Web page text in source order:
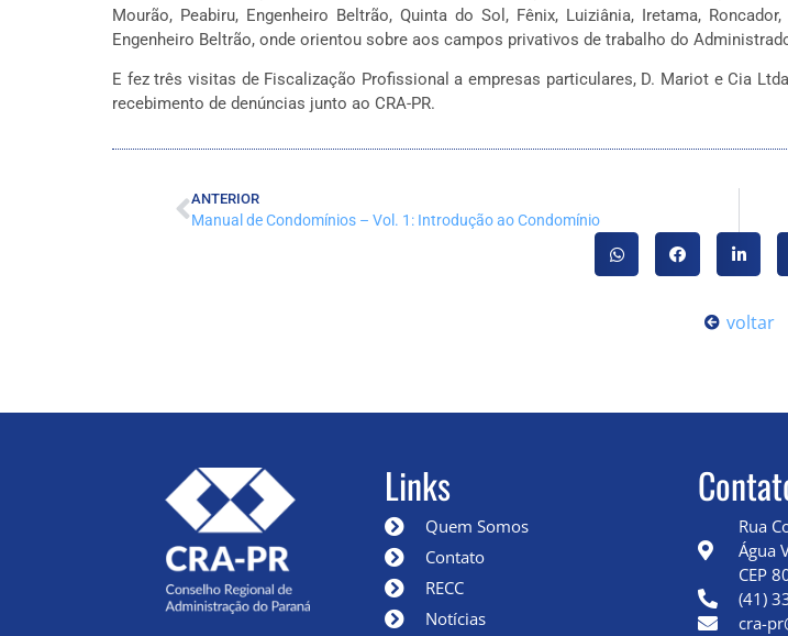
Mourão, Peabiru, Engenheiro Beltrão, Quinta do Sol, Fênix, Luiziânia, Iretama,
Engenheiro Beltrão, onde orientou sobre aos campos privativos de trabalho do
E fez três visitas de Fiscalização Profissional a empresas particulares, D. Mariot e Cia
recebimento de denúncias junto ao CRA-PR.
ANTERIOR
Manual de Condomínios – Vol. 1: Introdução ao Condomínio
voltar
Links
Quem Somos
Contato
RECC
Notícias
Rua
Água
CEP
(41)
cra-